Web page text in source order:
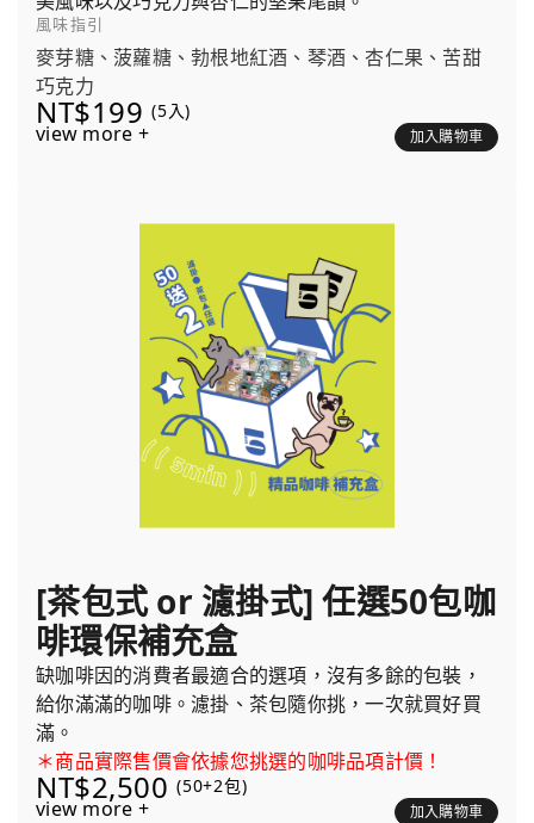
風味指引
麥芽糖、菠蘿糖、勃根地紅酒、琴酒、杏仁果、苦甜
巧克力
NT$199 (5入)
view more + 加入購物車
[茶包式 or 濾掛式] 任選50包咖
啡環保補充盒
缺咖啡因的消費者最適合的選項，沒有多餘的包裝，
給你滿滿的咖啡。濾掛、茶包隨你挑，一次就買好買
滿。
＊商品實際售價會依據您挑選的咖啡品項計價！
NT$2,500 (50+2包)
view more + 加入購物車